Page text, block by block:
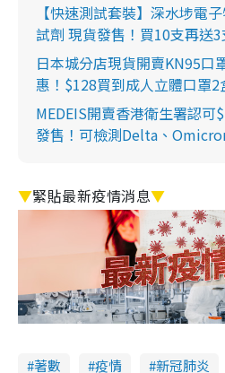
【快速測試套裝】深水埗電
試劑 現貨發售！買10支再送
日本城分店現貨開賣KN95口
惠！$128買到成人立體口罩
MEDEIS開賣香港衛生署認可
發售！可檢測Delta、
▼緊貼最新疫情消息▼
著數 疫情 新冠肺炎